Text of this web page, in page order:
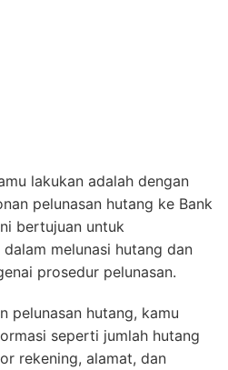
lakukan adalah dengan
pelunasan hutang ke Bank
bertujuan untuk
melunasi hutang dan
prosedur pelunasan.
pelunasan hutang, kamu
seperti jumlah hutang
rekening, alamat, dan